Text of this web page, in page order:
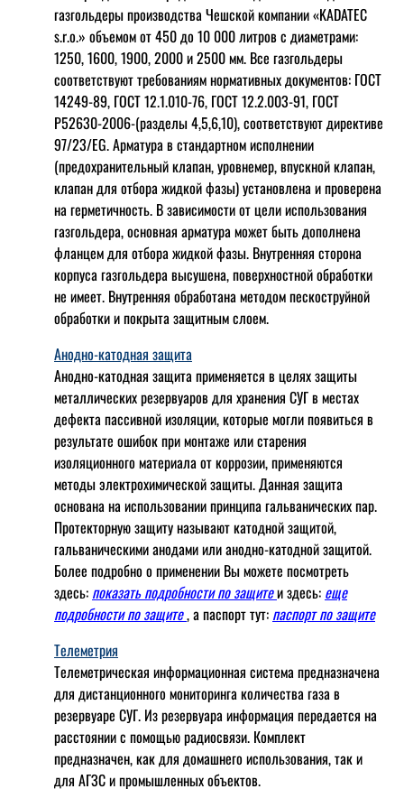
газгольдеры производства Чешской компании «KADATEC
s.r.o.» объемом от 450 до 10 000 литров с диаметрами:
1250, 1600, 1900, 2000 и 2500 мм. Все газгольдеры
соответствуют требованиям нормативных документов: ГОСТ
14249-89, ГОСТ 12.1.010-76, ГОСТ 12.2.003-91, ГОСТ
Р52630-2006-(разделы 4,5,6,10), соответствуют директиве
97/23/EG. Арматура в стандартном исполнении
(предохранительный клапан, уровнемер, впускной клапан,
клапан для отбора жидкой фазы) установлена и проверена
на герметичность. В зависимости от цели использования
газгольдера, основная арматура может быть дополнена
фланцем для отбора жидкой фазы. Внутренняя сторона
корпуса газгольдера высушена, поверхностной обработки
не имеет. Внутренняя обработана методом пескоструйной
обработки и покрыта защитным слоем.
Анодно-катодная защита
Анодно-катодная защита применяется в целях защиты
металлических резервуаров для хранения СУГ в местах
дефекта пассивной изоляции, которые могли появиться в
результате ошибок при монтаже или старения
изоляционного материала от коррозии, применяются
методы электрохимической защиты. Данная защита
основана на использовании принципа гальванических пар.
Протекторную защиту называют катодной защитой,
гальваническими анодами или анодно-катодной защитой.
Более подробно о применении Вы можете посмотреть
здесь: показать подробности по защитеи здесь: еще
подробности по защите, а паспорт тут: паспорт по защите
Телеметрия
Телеметрическая информационная система предназначена
для дистанционного мониторинга количества газа в
резервуаре СУГ. Из резервуара информация передается на
расстоянии с помощью радиосвязи. Комплект
предназначен, как для домашнего использования, так и
для АГЗС и промышленных объектов.